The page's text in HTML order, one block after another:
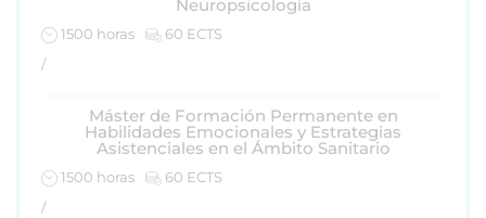
Neuropsicología
1500 horas
60 ECTS
/
Máster de Formación Permanente en
Habilidades Emocionales y Estrategias
Asistenciales en el Ámbito Sanitario
1500 horas
60 ECTS
/